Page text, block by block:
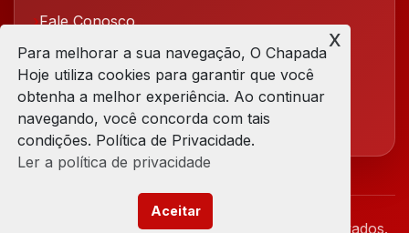
Fale Conosco
Redes Sociais
© 2026 Chapada Hoje. Todos os direitos reservados.
Para melhorar a sua navegação, O Chapada
Hoje utiliza cookies para garantir que você
obtenha a melhor experiência. Ao continuar
navegando, você concorda com tais
condições. Política de Privacidade.
Ler a política de privacidade
Aceitar
x